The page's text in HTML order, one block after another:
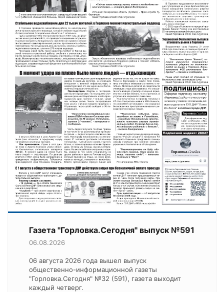
Газета "Горловка.Сегодня" выпуск №591
06.08.2026
06 августа 2026 года вышел выпуск
общественно-информационной газеты
"Горловка.Сегодня" №32 (591), газета выходит
каждый четверг.